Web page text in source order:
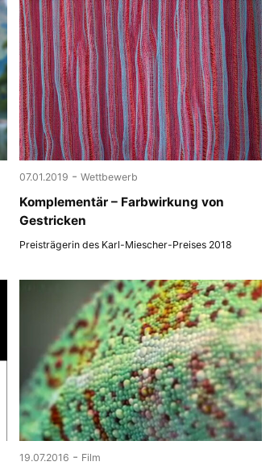
07.01.2019 - Wettbewerb
Komplementär – Farbwirkung von
Gestricken
Preisträgerin des Karl-Miescher-Preises 2018
19.07.2016 - Film